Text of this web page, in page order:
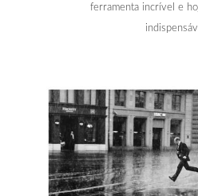
ferramenta incrível e